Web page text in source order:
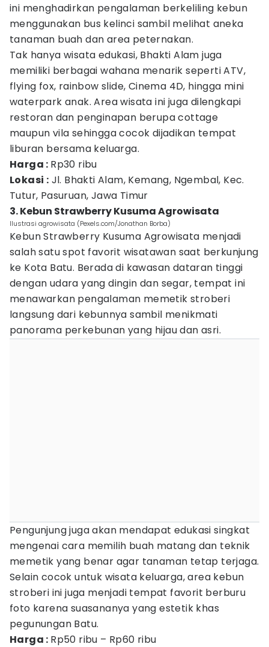
ini menghadirkan pengalaman berkeliling kebun
menggunakan bus kelinci sambil melihat aneka
tanaman buah dan area peternakan.
Tak hanya wisata edukasi, Bhakti Alam juga
memiliki berbagai wahana menarik seperti ATV,
flying fox, rainbow slide, Cinema 4D, hingga mini
waterpark anak. Area wisata ini juga dilengkapi
restoran dan penginapan berupa cottage
maupun vila sehingga cocok dijadikan tempat
liburan bersama keluarga.
Harga : Rp30 ribu
Lokasi : Jl. Bhakti Alam, Kemang, Ngembal, Kec.
Tutur, Pasuruan, Jawa Timur
3. Kebun Strawberry Kusuma Agrowisata
Ilustrasi agrowisata (Pexels.com/Jonathan Borba)
Kebun Strawberry Kusuma Agrowisata menjadi
salah satu spot favorit wisatawan saat berkunjung
ke Kota Batu. Berada di kawasan dataran tinggi
dengan udara yang dingin dan segar, tempat ini
menawarkan pengalaman memetik stroberi
langsung dari kebunnya sambil menikmati
panorama perkebunan yang hijau dan asri.
Pengunjung juga akan mendapat edukasi singkat
mengenai cara memilih buah matang dan teknik
memetik yang benar agar tanaman tetap terjaga.
Selain cocok untuk wisata keluarga, area kebun
stroberi ini juga menjadi tempat favorit berburu
foto karena suasananya yang estetik khas
pegunungan Batu.
Harga : Rp50 ribu – Rp60 ribu